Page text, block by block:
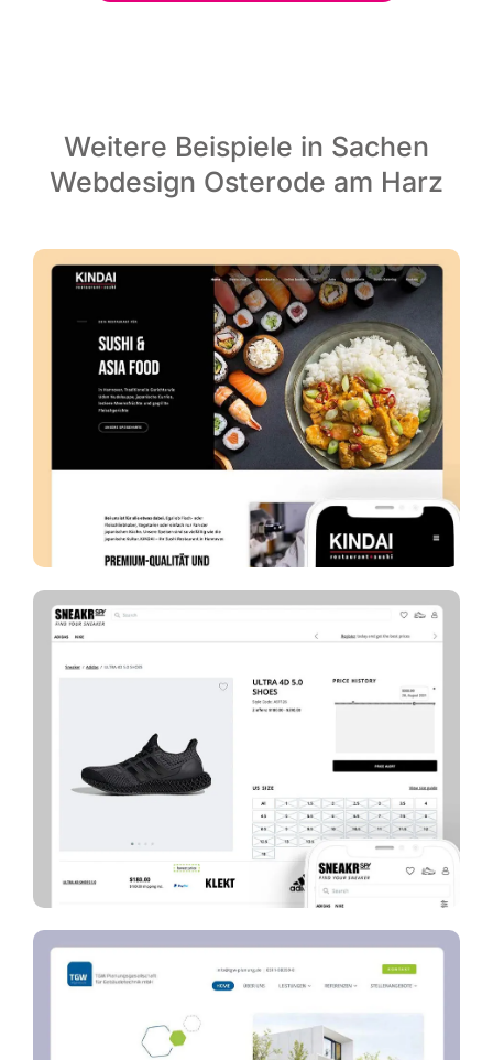
Weitere Beispiele in Sachen
Webdesign Osterode am Harz